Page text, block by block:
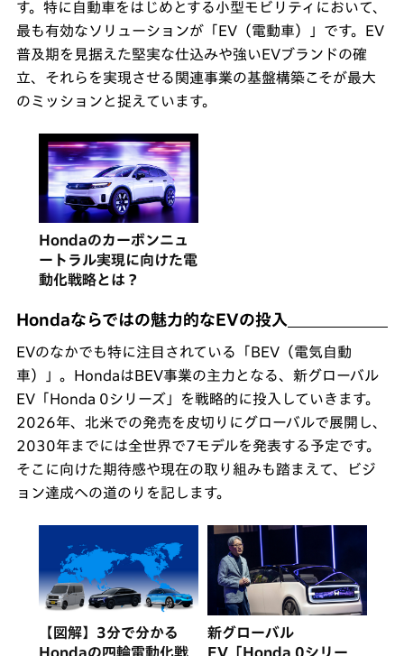
す。特に自動車をはじめとする小型モビリティにおいて、
最も有効なソリューションが「EV（電動車）」です。EV
普及期を見据えた堅実な仕込みや強いEVブランドの確
立、それらを実現させる関連事業の基盤構築こそが最大
のミッションと捉えています。
Hondaのカーボンニュ
ートラル実現に向けた電
動化戦略とは？
Hondaならではの魅力的なEVの投入
EVのなかでも特に注目されている「BEV（電気自動
車）」。HondaはBEV事業の主力となる、新グローバル
EV「Honda 0シリーズ」を戦略的に投入していきます。
2026年、北米での発売を皮切りにグローバルで展開し、
2030年までには全世界で7モデルを発表する予定です。
そこに向けた期待感や現在の取り組みも踏まえて、ビジ
ョン達成への道のりを記します。
【図解】3分で分かる
Hondaの四輪電動化戦
新グローバル
EV「Honda 0シリー